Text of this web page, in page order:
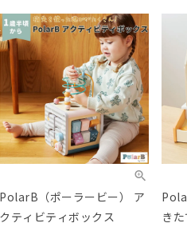
PolarB（ポーラービー） ア
クティビティボックス
き